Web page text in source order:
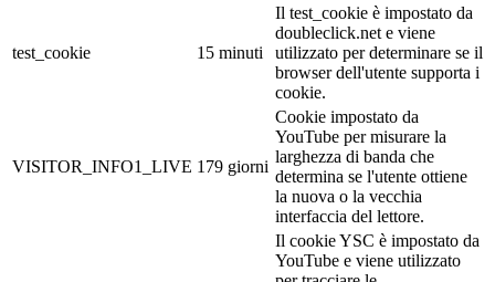
test_cookie 15 minuti
Il test_cookie è impostato da
doubleclick.net e viene
utilizzato per determinare se il
browser dell'utente supporta i
cookie.
VISITOR_INFO1_LIVE 179 giorni
Cookie impostato da
YouTube per misurare la
larghezza di banda che
determina se l'utente ottiene
la nuova o la vecchia
interfaccia del lettore.
Il cookie YSC è impostato da
YouTube e viene utilizzato